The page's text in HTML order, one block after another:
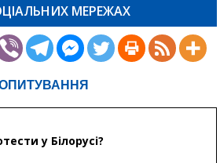
МЕРЕЖАХ
у Білорусі?